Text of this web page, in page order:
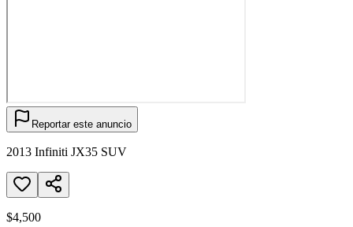
Reportar este anuncio
2013 Infiniti JX35 SUV
$4,500